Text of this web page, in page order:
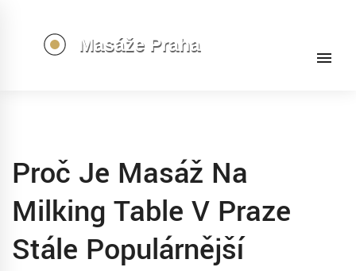
Proč Je Masáž Na
Milking Table V Praze
Stále Populárnější